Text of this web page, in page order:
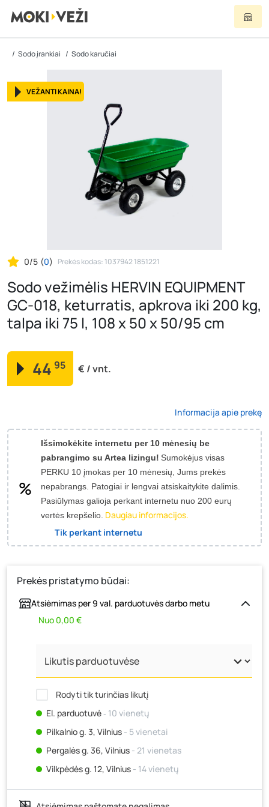
Sodo įrankiai Sodo karučiai
VEŽANTI KAINA!
0/5 (0) Prekės kodas: 1037942 1851221
Sodo vežimėlis HERVIN EQUIPMENT
GC-018, keturratis, apkrova iki 200 kg,
talpa iki 75 l, 108 x 50 x 50/95 cm
44 95 € / vnt.
Informacija apie prekę
Išsimokėkite internetu per 10 mėnesių be
pabrangimo su Artea lizingu! Sumokėjus visas
PERKU 10 įmokas per 10 mėnesių, Jums prekės
nepabrangs. Patogiai ir lengvai atsiskaitykite dalimis.
Pasiūlymas galioja perkant internetu nuo 200 eurų
vertės krepšelio. Daugiau informacijos.
Tik perkant internetu
Prekės pristatymo būdai:
Atsiėmimas per 9 val. parduotuvės darbo metu
Nuo 0,00 €
Rodyti tik turinčias likutį
El. parduotuvė‐ 10 vienetų
Pilkalnio g. 3, Vilnius - 5 vienetai
Pergalės g. 36, Vilnius - 21 vienetas
Vilkpėdės g. 12, Vilnius - 14 vienetų
Ateities g. 15, Vilnius- 11 vienetų